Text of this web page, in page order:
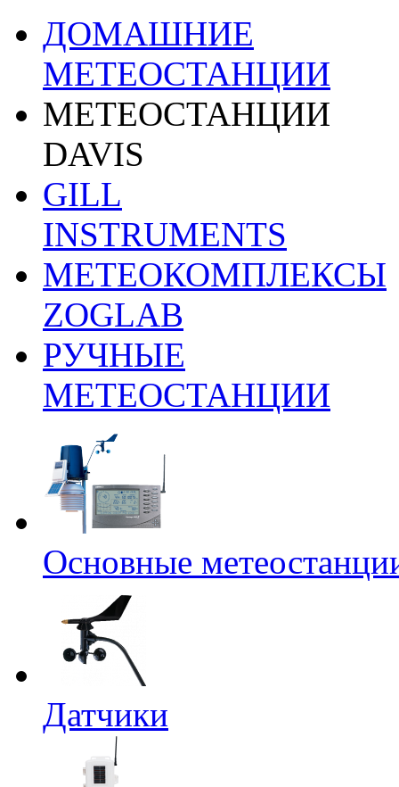
ДОМАШНИЕ
МЕТЕОСТАНЦИИ
МЕТЕОСТАНЦИИ
DAVIS
GILL
INSTRUMENTS
МЕТЕОКОМПЛЕКСЫ
ZOGLAB
РУЧНЫЕ
МЕТЕОСТАНЦИИ
Основные
Датчики